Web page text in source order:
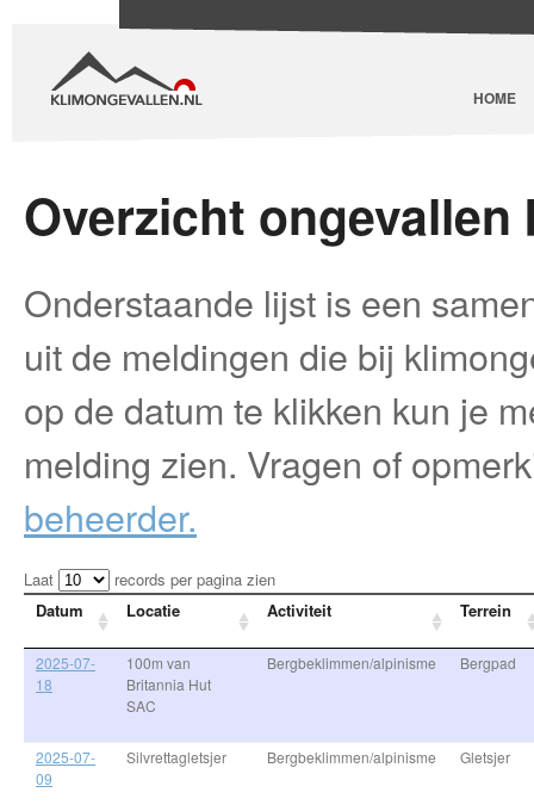
HOME
Overzicht
Onderstaande lijst is een
uit de meldingen die bij
op de datum te klikken kun je
melding zien. Vragen of
beheerder.
Laat
records per pagina zien
Datum
Locatie Activiteit Terrein
2025-07-
18
100m van
Britannia Hut
SAC
Bergbeklimmen/alpinisme Bergpad
2025-07-
09
Silvrettagletsjer Bergbeklimmen/alpinisme Gletsjer